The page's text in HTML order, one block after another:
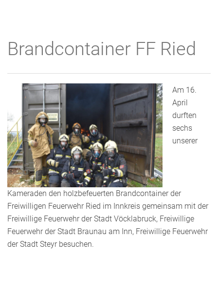
Brandcontainer FF Ried
Am 16.
April
durften
sechs
unserer
Kameraden den holzbefeuerten Brandcontainer der
Freiwilligen Feuerwehr Ried im Innkreis gemeinsam mit der
Freiwillige Feuerwehr der Stadt Vöcklabruck, Freiwillige
Feuerwehr der Stadt Braunau am Inn, Freiwillige Feuerwehr
der Stadt Steyr besuchen.